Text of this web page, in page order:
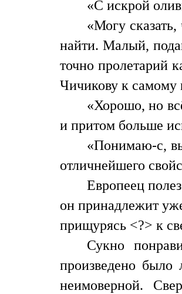
«С искрой
«Могу
найти. Малый,
точно пролетарий
Чичикову к самому
«Хорошо, но
и притом больше
«Понимаю-с,
отличнейшего
Европеец
он принадлежит
прищурясь <?> к
Сукно
произведено было
неимоверной.